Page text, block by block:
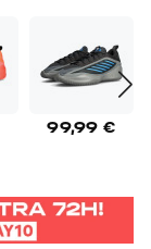
99,99 €